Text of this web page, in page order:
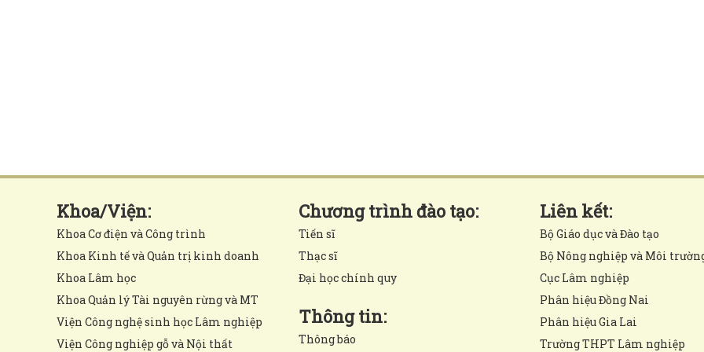
Khoa/Viện:
Khoa Cơ điện và Công trình
Khoa Kinh tế và Quản trị kinh doanh
Khoa Lâm học
Khoa Quản lý Tài nguyên rừng và MT
Viện Công nghệ sinh học Lâm nghiệp
Viện Công nghiệp gỗ và Nội thất
Chương trình đào tạo:
Tiến sĩ
Thạc sĩ
Đại học chính quy
Thông tin:
Thông báo
Liên kết:
Bộ Giáo dục và Đào tạo
Bộ Nông nghiệp và Môi
Cục Lâm nghiệp
Phân hiệu Đồng Nai
Phân hiệu Gia Lai
Trường THPT Lâm nghiệp